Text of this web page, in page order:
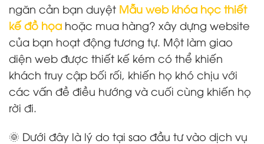
ngăn cản bạn duyệt Mẫu web khóa học thiết
kế đồ họa hoặc mua hàng? xây dựng website
của bạn hoạt động tương tự. Một làm giao
diện web được thiết kế kém có thể khiến
khách truy cập bối rối, khiến họ khó chịu với
các vấn đề điều hướng và cuối cùng khiến họ
rời đi.
🌞 Dưới đây là lý do tại sao đầu tư vào dịch vụ